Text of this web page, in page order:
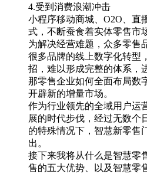
4.受到消费浪潮冲击
小程序移动商城、O2O、直
式，不断蚕食着实体零售市
为解决经营难题，众多零售
很多品牌的线上数字化转型
招，难以形成完整的体系，
那零售企业如何全面布局数
开辟新的增量市场。
作为行业领先的全域用户运
展的时代步伐，经过无数个
的特殊情况下，智慧新零售
出。
接下来我将从什么是智慧零
售的五大优势、以及智慧零